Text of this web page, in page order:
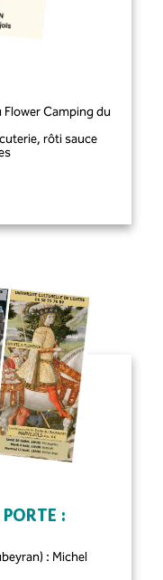
Camping du
rôti sauce
PORTE :
: Michel